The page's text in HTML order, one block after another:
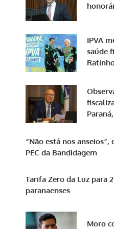
IPVA
saúde
“Não está nos anseios”,
PEC da Bandidagem
Tarifa Zero da Luz para
paranaenses
Moro